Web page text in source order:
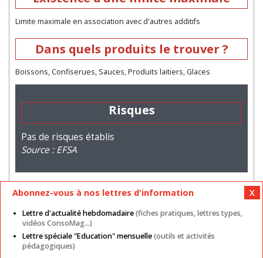
Limite maximale en association avec d'autres additifs
Dans quels produits le trouver ?
Boissons, Confiserues, Sauces, Produits laitiers, Glaces
Risques
Pas de risques établis
Source : EFSA
Mentions légales Nos autres sites CGU
Données personnelles
Abonnez-vous à nos lettres d'information
Lettre d'actualité hebdomadaire(fiches pratiques, lettres types,
vidéos ConsoMag...)
Lettre spéciale "Education" mensuelle(outils et activités
pédagogiques)